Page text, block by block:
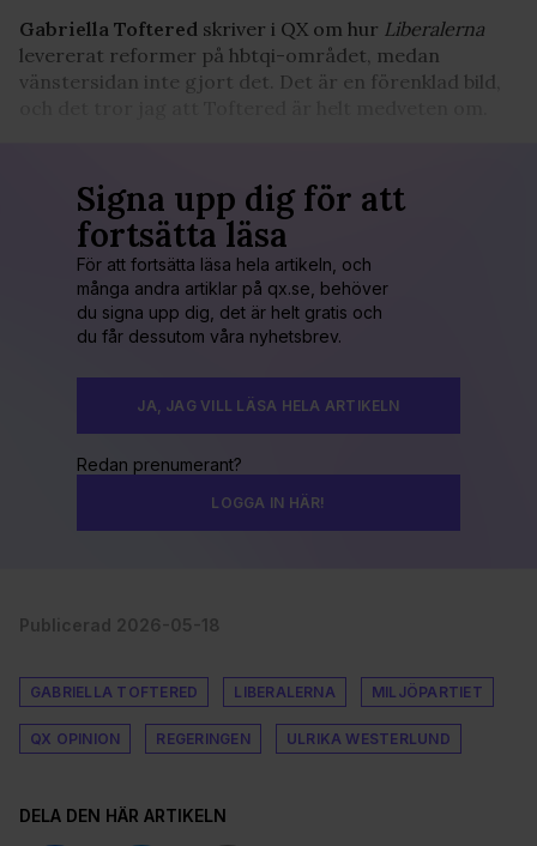
Gabriella Toftered skriver i QX om hur Liberalerna
levererat reformer på hbtqi-området, medan
vänstersidan inte gjort det. Det är en förenklad bild,
Signa upp dig för att
fortsätta läsa
För att fortsätta läsa hela artikeln, och
många andra artiklar på qx.se, behöver
du signa upp dig, det är helt gratis och
du får dessutom våra nyhetsbrev.
JA, JAG VILL LÄSA HELA ARTIKELN
Redan prenumerant?
LOGGA IN HÄR!
Publicerad 2026-05-18
GABRIELLA TOFTERED LIBERALERNA MILJÖPARTIET
QX OPINION REGERINGEN ULRIKA WESTERLUND
DELA DEN HÄR ARTIKELN